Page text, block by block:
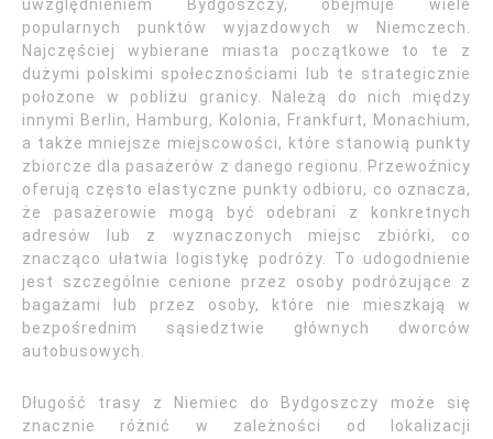
uwzględnieniem Bydgoszczy, obejmuje wiele
popularnych punktów wyjazdowych w Niemczech.
Najczęściej wybierane miasta początkowe to te z
dużymi polskimi społecznościami lub te strategicznie
położone w pobliżu granicy. Należą do nich między
innymi Berlin, Hamburg, Kolonia, Frankfurt, Monachium,
a także mniejsze miejscowości, które stanowią punkty
zbiorcze dla pasażerów z danego regionu. Przewoźnicy
oferują często elastyczne punkty odbioru, co oznacza,
że pasażerowie mogą być odebrani z konkretnych
adresów lub z wyznaczonych miejsc zbiórki, co
znacząco ułatwia logistykę podróży. To udogodnienie
jest szczególnie cenione przez osoby podróżujące z
bagażami lub przez osoby, które nie mieszkają w
bezpośrednim sąsiedztwie głównych dworców
autobusowych.
Długość trasy z Niemiec do Bydgoszczy może się
znacznie różnić w zależności od lokalizacji